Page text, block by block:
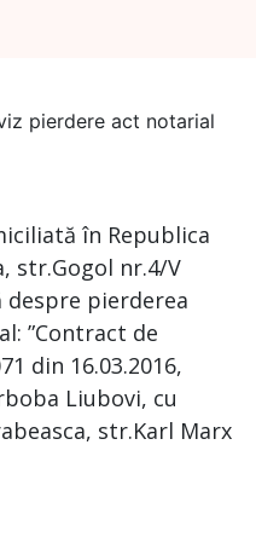
pierdere act notarial
în Republica
str.Gogol nr.4/V
despre pierderea
”Contract de
din 16.03.2016,
Liubovi, cu
str.Karl Marx